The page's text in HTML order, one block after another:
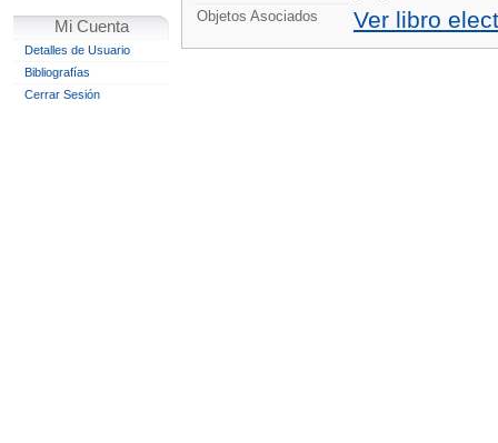
Mi Cuenta
Detalles de Usuario
Bibliografías
Cerrar Sesión
Objetos Asociados Ver libro